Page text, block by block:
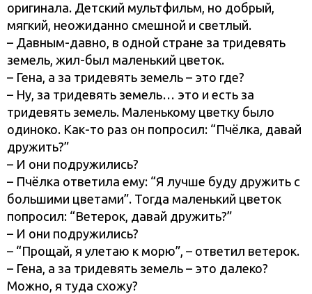
оригинала. Детский мультфильм, но добрый,
мягкий, неожиданно смешной и светлый.
– Давным-давно, в одной стране за тридевять
земель, жил-был маленький цветок.
– Гена, а за тридевять земель – это где?
– Ну, за тридевять земель… это и есть за
тридевять земель. Маленькому цветку было
одиноко. Как-то раз он попросил: “Пчёлка, давай
дружить?”
– И они подружились?
– Пчёлка ответила ему: “Я лучше буду дружить с
большими цветами”. Тогда маленький цветок
попросил: “Ветерок, давай дружить?”
– И они подружились?
– “Прощай, я улетаю к морю”, – ответил ветерок.
– Гена, а за тридевять земель – это далеко?
Можно, я туда схожу?